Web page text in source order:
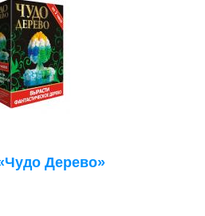
Дерево»